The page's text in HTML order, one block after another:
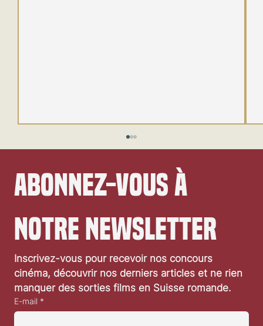
Critique Spider-Man Brand New Day
Abonnez-vous à
notre newsletter
Inscrivez-vous pour recevoir nos concours
cinéma, découvrir nos derniers articles et ne rien
manquer des sorties films en Suisse romande.
E-mail *